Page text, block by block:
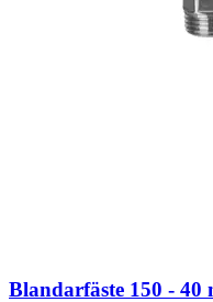
Blandarfäste 150 - 40